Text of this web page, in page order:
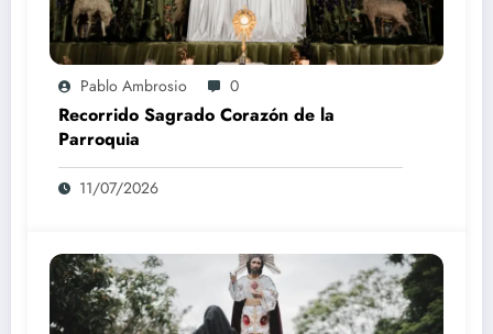
Pablo Ambrosio 0
Recorrido Sagrado Corazón de la
Parroquia
11/07/2026